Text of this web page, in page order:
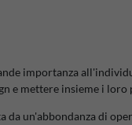
importanza
e mettere insieme i
da un'abbondanza di